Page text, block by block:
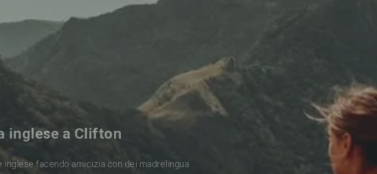
inglese a Clifton
inglese facendo amicizia con dei madrelingua